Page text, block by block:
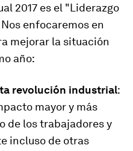
2017 es el "Liderazgo
enfocaremos en
mejorar la situación
año:
revolución industrial:
mayor y más
de los trabajadores y
incluso de otras